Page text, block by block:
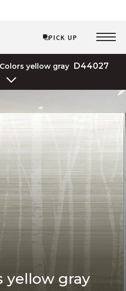
PICK UP
yellow gray D44027
yellow gray